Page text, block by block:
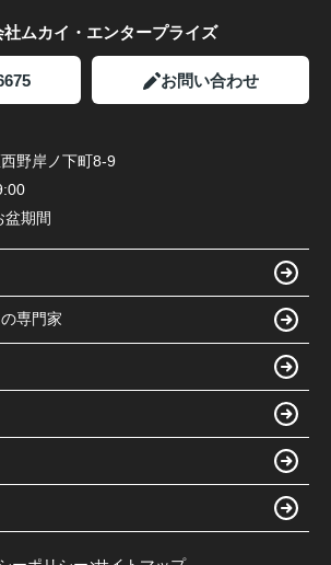
社ムカイ・エンタープライズ
お問い合わせ
野岸ノ下町8-9
盆期間
専門家